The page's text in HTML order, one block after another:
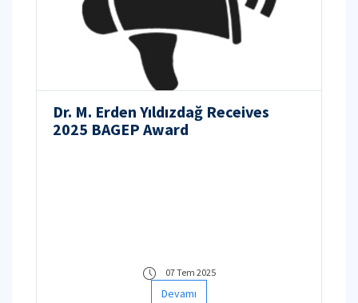
Dr. M. Erden Yıldızdağ Receives
2025 BAGEP Award
07 Tem 2025
Devamı